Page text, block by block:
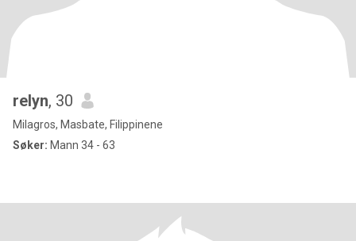
relyn, 30
Milagros, Masbate, Filippinene
Søker: Mann 34 - 63